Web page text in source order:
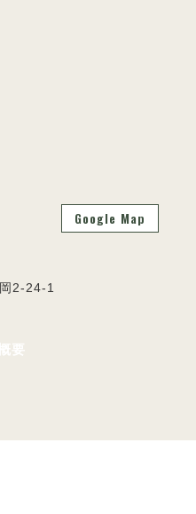
Google Map
2-24-1
要